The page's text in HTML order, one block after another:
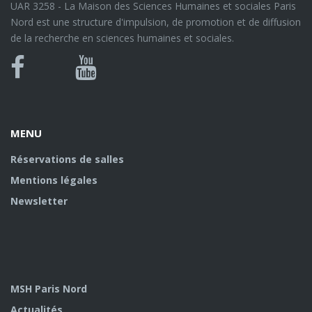
UAR 3258 - La Maison des Sciences Humaines et sociales Paris
Nord est une structure d'impulsion, de promotion et de diffusion
de la recherche en sciences humaines et sociales.
Bluesky
Canal
MENU
Réservations de salles
Mentions légales
Newsletter
MSH Paris Nord